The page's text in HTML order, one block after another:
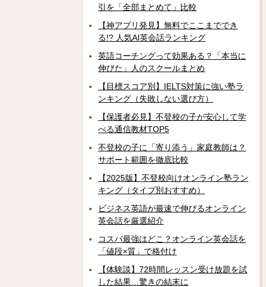
引を「全部まとめて」比較
【神アプリ発見】無料でここまででき
る!? 人気AI英会話ランキング
英語コーチングって効果ある？「本当に
伸びた」人のスクールまとめ
【目標スコア別】IELTS対策に強い塾ラ
ンキング（失敗しない選び方）
【保護者必見】不登校の子が安心して学
べる通信教材TOP5
不登校の子に「寄り添う」家庭教師は？
サポート範囲を徹底比較
【2025版】不登校向けオンライン塾ラン
キング（タイプ別おすすめ）
ビジネス英語が最速で伸びるオンライン
英会話を厳選紹介
コスパ最強はどこ？オンライン英会話を
「値段×質」で格付け
【体験談】72時間レッスン受け放題を試
した結果…驚きの結末に